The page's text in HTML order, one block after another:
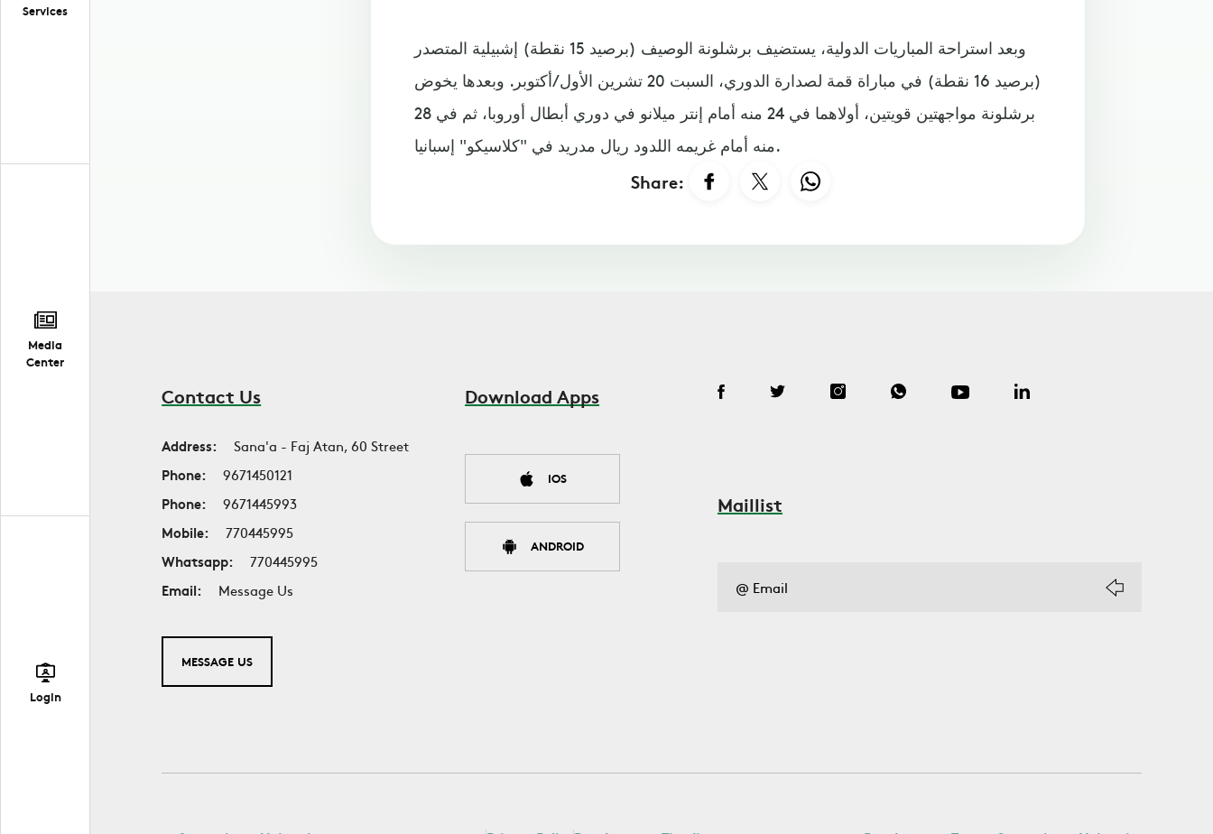
Services
Media
Center
Login
وبعد استراحة المباريات الدولية، يستضيف برشلونة الوصيف (برصيد 15 نقطة) إشبيلية المتصدر
(برصيد 16 نقطة) في مباراة قمة لصدارة الدوري، السبت 20 تشرين الأول/أكتوبر. وبعدها يخوض
برشلونة مواجهتين قويتين، أولاهما في 24 منه أمام إنتر ميلانو في دوري أبطال أوروبا، ثم في 28
منه أمام غريمه اللدود ريال مدريد في "كلاسيكو" إسبانيا.
Share:
Contact Us
Address:
Sana'a - Faj Atan, 60 Street
Phone:
9671450121
Phone:
9671445993
Mobile:
770445995
Whatsapp:
770445995
Email:
Message Us
MESSAGE US
Download Apps
IOS
ANDROID
Maillist